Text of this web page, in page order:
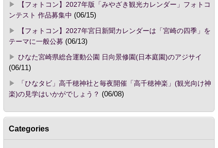
【フォトコン】2027年版「みやざき観光カレンダー」フォトコ
ンテスト 作品募集中 (06/15)
【フォトコン】2027年宮日新聞カレンダーは「宮崎の四季」を
テーマに一般公募 (06/13)
ひなた宮崎県総合運動公園 日向景修園(日本庭園)のアジサイ
(06/11)
「ひなタビ」高千穂神社と毎夜開催「高千穂神楽」(観光向け神
楽)の見学はいかがでしょう？ (06/08)
Categories